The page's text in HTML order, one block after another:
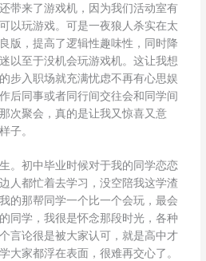
带来了游戏机，因为我们活动室有
以玩游戏。可是一夜狼人杀实在太
版，提高了逻辑性趣味性，同时降
以至于没机会玩游戏机。这让我想
步入职场就充满忧虑不再有心思娱
后同事或者同行间交往会和同学间
次聚会，真的是让我又惊喜又意
子。
。初中毕业时候对于我的同学恋恋
人都忙着去学习，没空陪我这学渣
的那帮同学一个比一个会玩，最会
同学，我很是怀念那段时光，各种
言论很是被大家认可，就是高中才
大家都浮在表面，很难再交心了。